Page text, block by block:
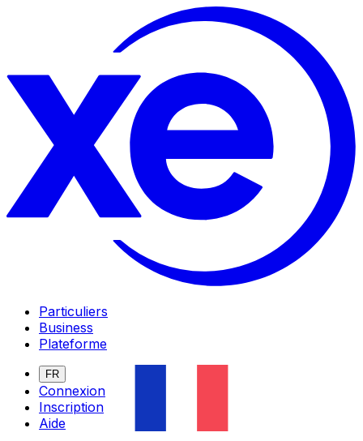
Particuliers
Business
Plateforme
FR
Connexion
Inscription
Aide